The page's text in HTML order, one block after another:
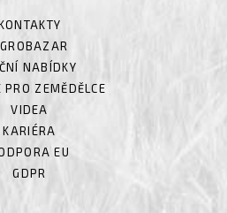
NABÍDKY
PRO ZEMĚDĚLCE
VIDEA
KARIÉRA
EU
GDPR